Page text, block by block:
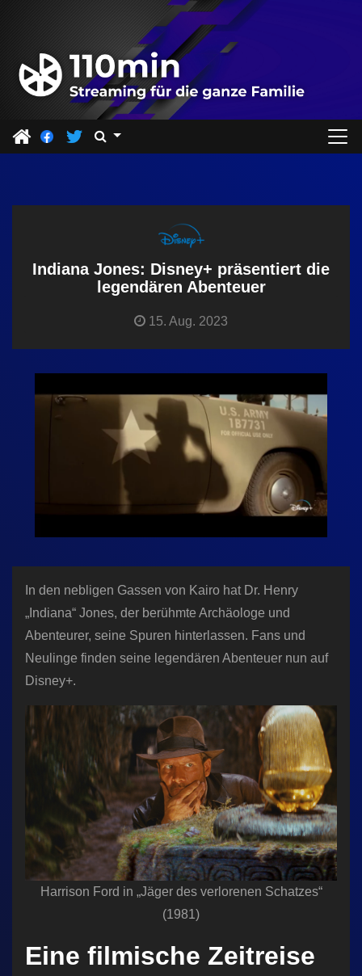
Indiana Jones: Disney+ präsentiert die
legendären Abenteuer
15. Aug. 2023
In den nebligen Gassen von Kairo hat Dr. Henry
„Indiana“ Jones, der berühmte Archäologe und
Abenteurer, seine Spuren hinterlassen. Fans und
Neulinge finden seine legendären Abenteuer nun auf
Disney+.
Harrison Ford in „Jäger des verlorenen Schatzes“
(1981)
Eine filmische Zeitreise